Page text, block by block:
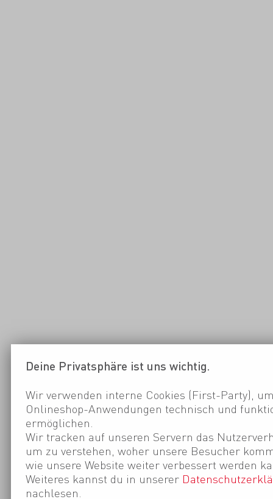
Deine Privatsphäre ist uns wichtig.
Wir verwenden interne Cookies (First-Party),
Onlineshop-Anwendungen technisch und
ermöglichen.
Wir tracken auf unseren Servern das
um zu verstehen, woher unsere Besucher
wie unsere Website weiter verbessert werden
Weiteres kannst du in unserer
nachlesen.